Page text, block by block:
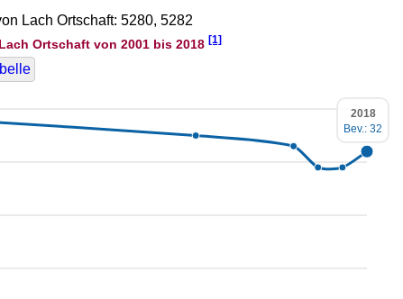
Lach Ortschaft: 5280, 5282
Ortschaft von 2001 bis 2018 [1]
2018
Bev.: 32